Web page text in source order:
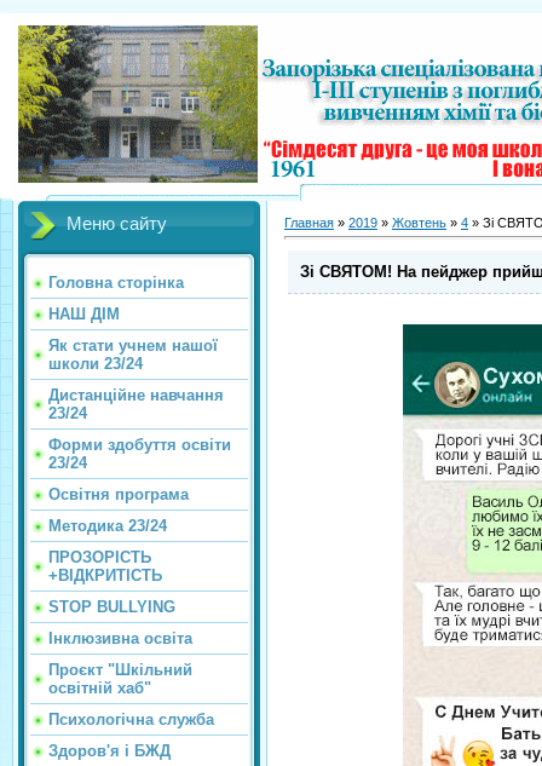
Меню сайту
Головна сторінка
НАШ ДІМ
Як стати учнем нашої
школи 23/24
Дистанційне навчання
23/24
Форми здобуття освіти
23/24
Освітня програма
Методика 23/24
ПРОЗОРІСТЬ
+ВІДКРИТІСТЬ
STOP BULLYING
Інклюзивна освіта
Проєкт "Шкільний
освітній хаб"
Психологічна служба
Здоров'я і БЖД
Главная » 2019 » Жовтень » 4 » Зі
Зі СВЯТОМ! На пейджер